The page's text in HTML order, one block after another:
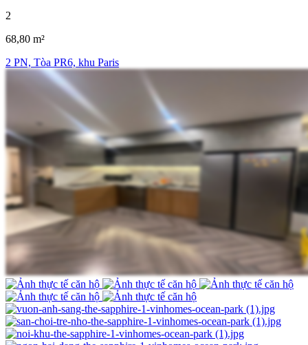
2
68,80 m²
2 PN, Tòa PR6, khu Paris